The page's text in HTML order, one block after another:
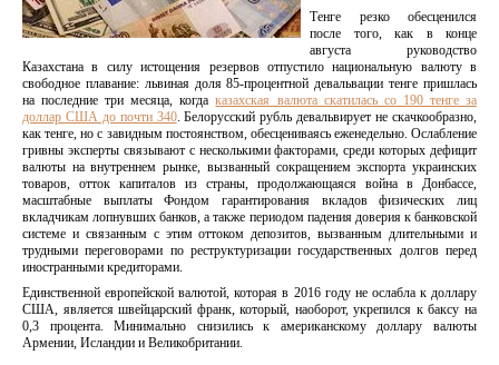
Тенге резко обесценился
после того, как в конце
августа руководство
Казахстана в силу истощения резервов отпустило национальную валюту в
свободное плавание: львиная доля 85-процентной девальвации тенге пришлась
на последние три месяца, когдаказахская валюта скатилась со 190 тенге за
доллар США до почти 340. Белорусский рубль девальвирует не скачкообразно,
как тенге, но с завидным постоянством, обесцениваясь еженедельно. Ослабление
гривны эксперты связывают с несколькими факторами, среди которых дефицит
валюты на внутреннем рынке, вызванный сокращением экспорта украинских
товаров, отток капиталов из страны, продолжающаяся война в Донбассе,
масштабные выплаты Фондом гарантирования вкладов физических лиц
вкладчикам лопнувших банков, а также периодом падения доверия к банковской
системе и связанным с этим оттоком депозитов, вызванным длительными и
трудными переговорами по реструктуризации государственных долгов перед
иностранными кредиторами.
Единственной европейской валютой, которая в 2016 году не ослабла к доллару
США, является швейцарский франк, который, наоборот, укрепился к баксу на
0,3 процента. Минимально снизились к американскому доллару валюты
Армении, Исландии и Великобритании.